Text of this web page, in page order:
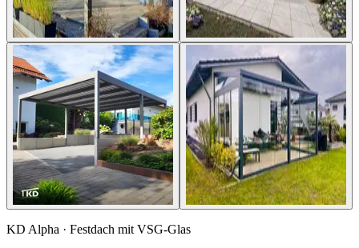
KD Alpha · Festdach mit VSG-Glas